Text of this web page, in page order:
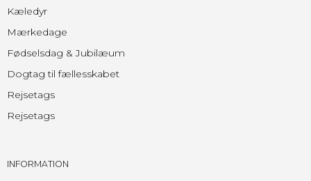
Kæledyr
Mærkedage
Fødselsdag & Jubilæum
Dogtag til fællesskabet
Rejsetags
Rejsetags
INFORMATION